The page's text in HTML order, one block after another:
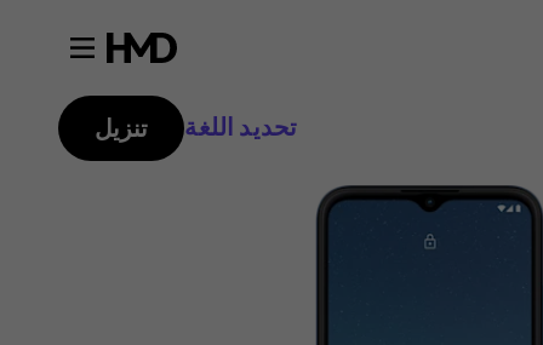
تحديد اللغة تنزيل